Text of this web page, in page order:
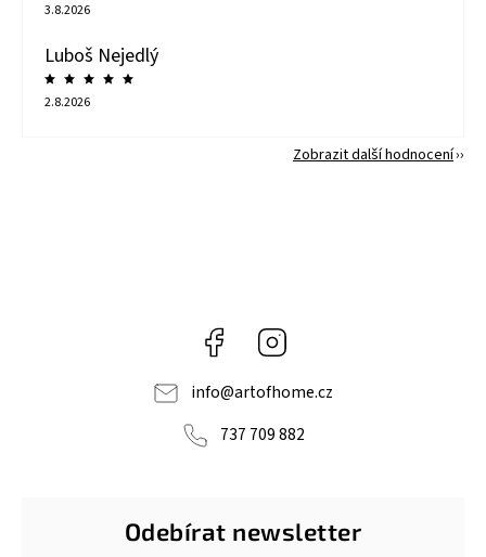
3.8.2026
Luboš Nejedlý
2.8.2026
Zobrazit další hodnocení
Facebook
info@artofhome.cz
737 709 882
Odebírat newsletter